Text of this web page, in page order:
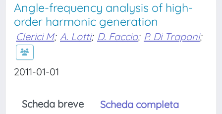
Angle-frequency analysis of high-
order harmonic generation
Clerici M; A. Lotti; D. Faccio; P. Di Trapani;
2011-01-01
Scheda breve
Scheda completa